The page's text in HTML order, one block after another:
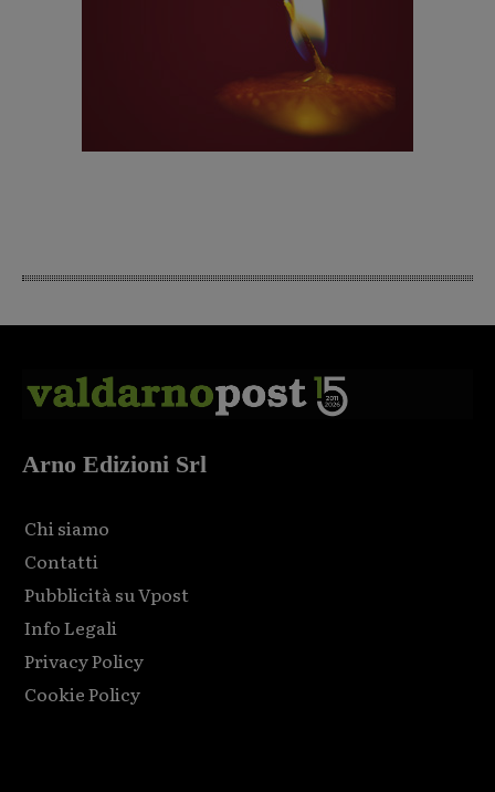
Arno Edizioni Srl
Chi siamo
Contatti
Pubblicità su Vpost
Info Legali
Privacy Policy
Cookie Policy